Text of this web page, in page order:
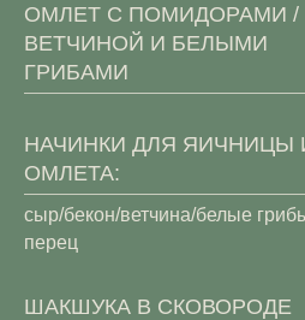
ОМЛЕТ С ПОМИДОРАМИ /
ВЕТЧИНОЙ И БЕЛЫМИ
ГРИБАМИ
НАЧИНКИ ДЛЯ ЯИЧНИЦЫ
ОМЛЕТА:
сыр/бекон/ветчина/белые
перец
ШАКШУКА В СКОВОРОДЕ